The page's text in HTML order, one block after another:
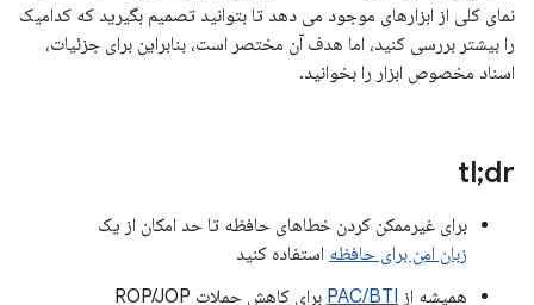
نمای کلی از ابزارهای موجود می دهد تا بتوانید تصمیم بگیرید که کدامیک
را بیشتر بررسی کنید، اما هدف آن مختصر است، بنابراین برای جزئیات،
اسناد مخصوص ابزار را بخوانید.
tl;dr
برای غیرممکن کردن خطاهای حافظه تا حد امکان از یک
زبان امن برای حافظه استفاده کنید
همیشه از PAC/BTI
برای کاهش حملات ROP/JOP